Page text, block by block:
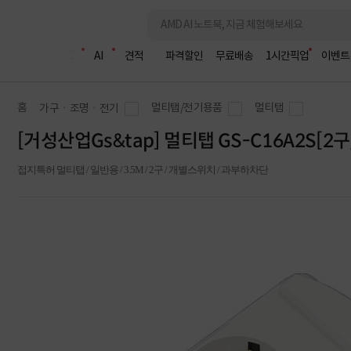
AI 견적 파격할인 무료배송 1시간픽업 이벤트
홈 가구ㆍ조명ㆍ전기 멀티탭/전기용품 멀티탭
[거성산업Gs&tap] 멀티탭 GS-C16A2S[2
접지특허 멀티탭 / 일반용 / 3.5M / 2구 / 개별스위치 / 과부하차단